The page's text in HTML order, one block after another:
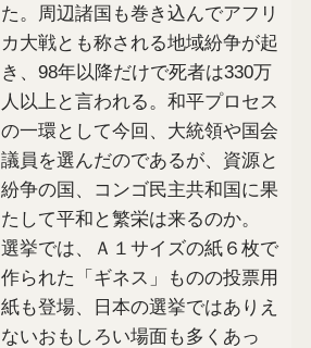
た。周辺諸国も巻き込んでアフリ
カ大戦とも称される地域紛争が起
き、98年以降だけで死者は330万
人以上と言われる。和平プロセス
の一環として今回、大統領や国会
議員を選んだのであるが、資源と
紛争の国、コンゴ民主共和国に果
たして平和と繁栄は来るのか。
選挙では、Ａ１サイズの紙６枚で
作られた「ギネス」ものの投票用
紙も登場、日本の選挙ではありえ
ないおもしろい場面も多くあっ